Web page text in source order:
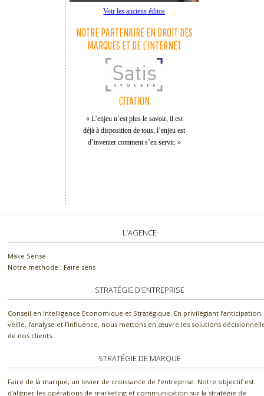
Voir les anciens éditos
NOTRE PARTENAIRE EN DROIT DES
MARQUES ET DE L’INTERNET
CITATION
« L’enjeu n’est plus le savoir, il est
déjà à disposition de tous, l’enjeu est
d’inventer comment s’en servir. »
L’AGENCE
Make Sense
Notre méthode : Faire sens
STRATÉGIE D'ENTREPRISE
Conseil en Intelligence Economique et Stratégique. En privilégiant l’anticipation,
veille, l’analyse et l’influence, nous mettons en œuvre les solutions
de nos clients.
STRATÉGIE DE MARQUE
Faire de la marque, un levier de croissance de l’entreprise. Notre objectif est
d’aligner les opérations de marketing et communication sur la stratégie de